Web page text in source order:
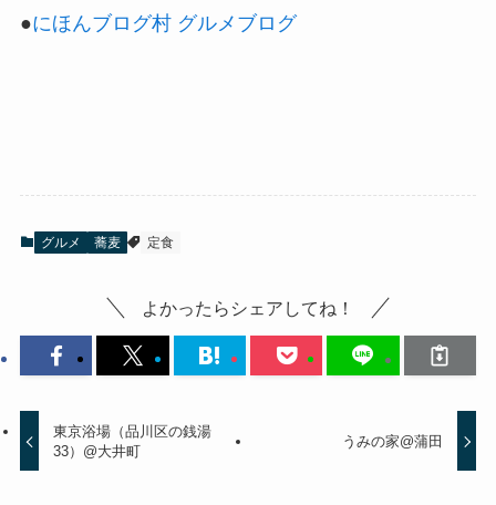
●にほんブログ村 グルメブログ
グルメ 蕎麦 定食
よかったらシェアしてね！
東京浴場（品川区の銭湯
33）@大井町
うみの家@蒲田